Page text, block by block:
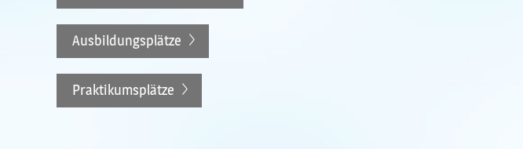
Ausbildungsplätze
Praktikumsplätze